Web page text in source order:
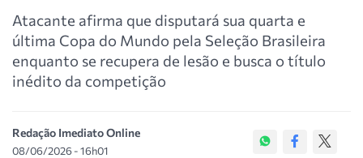
Atacante afirma que disputará sua quarta e
última Copa do Mundo pela Seleção Brasileira
enquanto se recupera de lesão e busca o título
inédito da competição
Redação Imediato Online
08/06/2026 - 16h01